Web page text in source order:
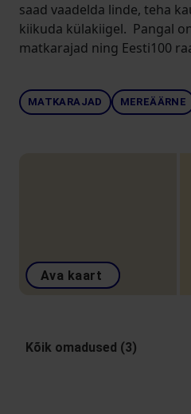
saad vaadelda linde, teha
kiikuda külakiigel. Pangal
matkarajad ning Eesti100
MATKARAJAD MEREÄÄRNE
Ava kaart
Kõik omadused (3)